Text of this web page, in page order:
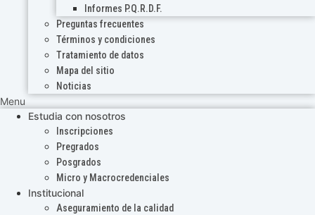
Informes P.Q.R.D.F.
Preguntas frecuentes
Términos y condiciones
Tratamiento de datos
Mapa del sitio
Noticias
Menu
Estudia con nosotros
Inscripciones
Pregrados
Posgrados
Micro y Macrocredenciales
Institucional
Aseguramiento de la calidad